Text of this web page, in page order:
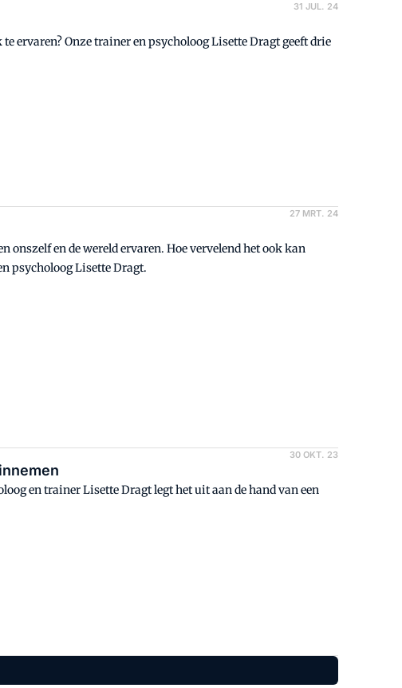
31 JUL. 24
ervaren? Onze trainer en psycholoog Lisette Dragt geeft drie
27 MRT. 24
onszelf en de wereld ervaren. Hoe vervelend het ook kan
psycholoog Lisette Dragt.
30 OKT. 23
en trainer Lisette Dragt legt het uit aan de hand van een